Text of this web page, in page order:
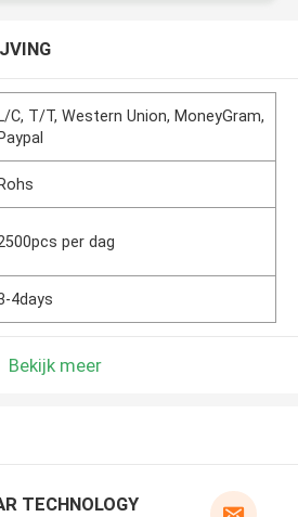
C, T/T, Western Union, MoneyGram,
per dag
4days
Bekijk meer
TECHNOLOGY